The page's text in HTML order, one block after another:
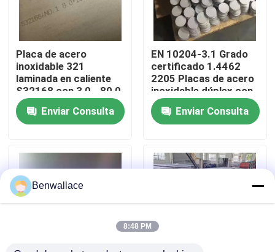
Sobre nosotros
recorrido por la fábrica
Control de calidad
Noticias
Casos de trabajo
Placa de acero
inoxidable 321
laminada en caliente
S32168 con 3,0 - 80,0
mm de espesor y
resistencia a la
corrosión
Enviar Consulta
EN 10204-3.1 Grado
certificado 1.4462
2205 Placas de acero
inoxidable dúplex con
técnica de laminado
en calienteEnviar Consulta
Benwallace
8:48 PM